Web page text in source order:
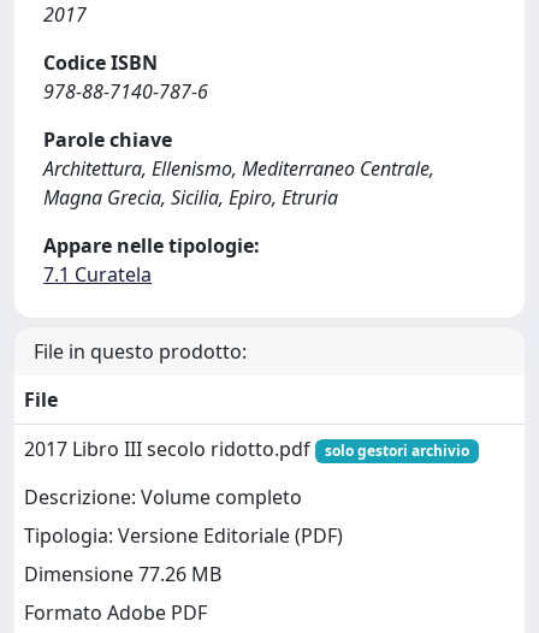
2017
Codice ISBN
978-88-7140-787-6
Parole chiave
Architettura, Ellenismo, Mediterraneo Centrale,
Magna Grecia, Sicilia, Epiro, Etruria
Appare nelle tipologie:
7.1 Curatela
File in questo prodotto:
File
2017 Libro III secolo ridotto.pdf
solo gestori archivio
Descrizione: Volume completo
Tipologia: Versione Editoriale (PDF)
Dimensione 77.26 MB
Formato Adobe PDF